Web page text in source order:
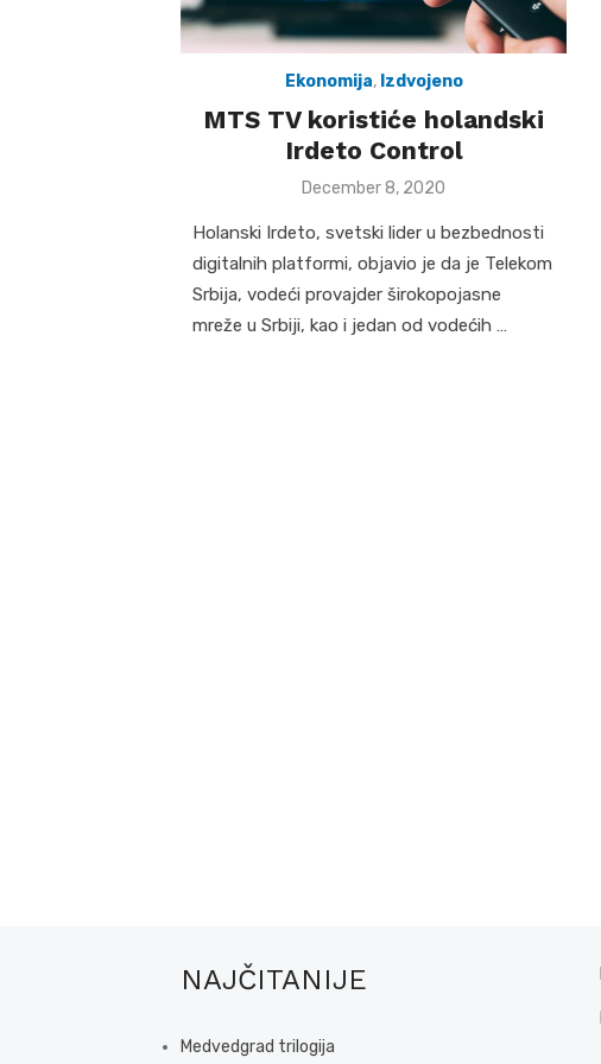
Ekonomija, Izdvojeno
MTS TV koristiće holandski
Irdeto Control
Posted
December 8, 2020
Holanski Irdeto, svetski lider u bezbednosti
digitalnih platformi, objavio je da je Telekom
Srbija, vodeći provajder širokopojasne
mreže u Srbiji, kao i jedan od vodećih …
NAJČITANIJE
Medvedgrad trilogija